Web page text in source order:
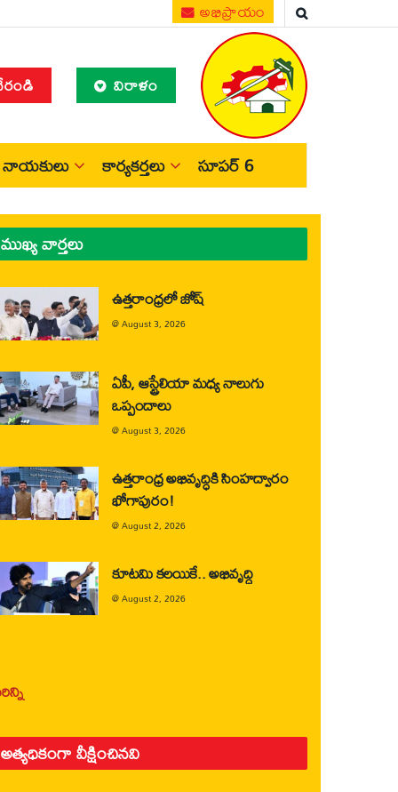
అభిప్రాయం
విరాళం
నాయకులు కార్యకర్తలు సూపర్ 6
ముఖ్య వార్తలు
ఉత్తరాంధ్రలో జోష్
@August 3, 2026
ఏపీ, ఆస్ట్రేలియా మధ్య నాలుగు
ఒప్పందాలు
@August 3, 2026
ఉత్తరాంధ్ర అభివృద్ధికి సింహద్వారం
భోగాపురం!
@August 2, 2026
కూటమి కలయికే.. అభివృద్ధి
@August 2, 2026
అత్యధికంగా వీక్షించినవి